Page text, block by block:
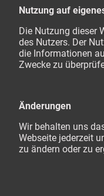
Nutzung auf
Die Nutzung dieser
des Nutzers. Der
die Informationen
Zwecke zu
Änderungen
Wir behalten uns
Webseite jederzeit
zu ändern oder zu